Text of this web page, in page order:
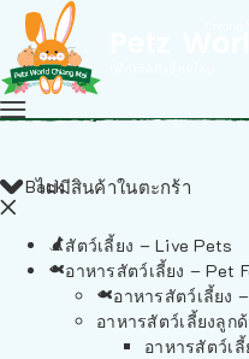
ไม่มีสินค้าในตะกร้า
Back
สัตว์เลี้ยง – Live Pets
อาหารสัตว์เลี้ยง – Pet
อาหารสัตว์เลี้ยง
อาหารสัตว์เลี้ยงลูก
อาหารสัตว์เ